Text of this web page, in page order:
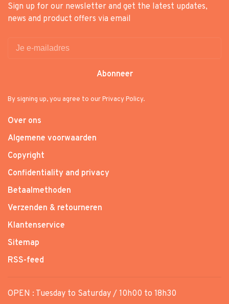
Sign up for our newsletter and get the latest updates,
news and product offers via email
Abonneer
By signing up, you agree to our Privacy Policy.
Over ons
Algemene voorwaarden
Copyright
Confidentiality and privacy
Betaalmethoden
Verzenden & retourneren
Klantenservice
Sitemap
RSS-feed
OPEN : Tuesday to Saturday / 10h00 to 18h30